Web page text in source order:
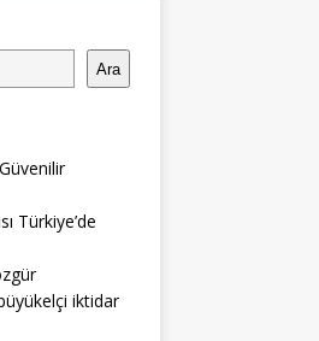
Ara
Türkiye’de
iktidar